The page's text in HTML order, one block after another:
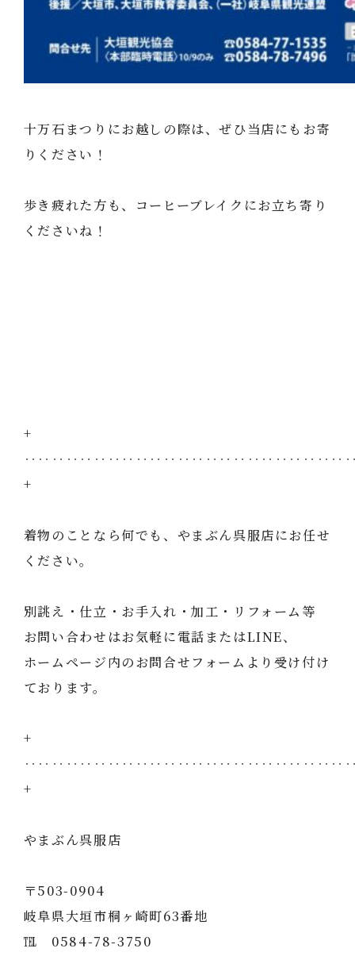
十万石まつりにお越しの際は、ぜひ当店にもお寄
りください！
歩き疲れた方も、コーヒーブレイクにお立ち寄り
くださいね！
+
+
着物のことなら何でも、やまぶん呉服店にお任せ
ください。
別誂え・仕立・お手入れ・加工・リフォーム等
お問い合わせはお気軽に電話またはLINE、
ホームページ内のお問合せフォームより受け付け
ております。
+
+
やまぶん呉服店
〒503-0904
岐阜県大垣市桐ヶ崎町63番地
℡ 0584-78-3750